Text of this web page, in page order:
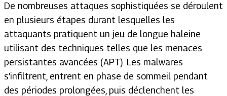
De nombreuses attaques sophistiquées se déroulent
en plusieurs étapes durant lesquelles les
attaquants pratiquent un jeu de longue haleine
utilisant des techniques telles que les menaces
persistantes avancées (APT). Les malwares
s’infiltrent, entrent en phase de sommeil pendant
des périodes prolongées, puis déclenchent les